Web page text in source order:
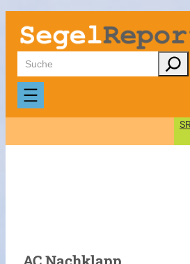
Zum
Inhalt
springen
Suchen